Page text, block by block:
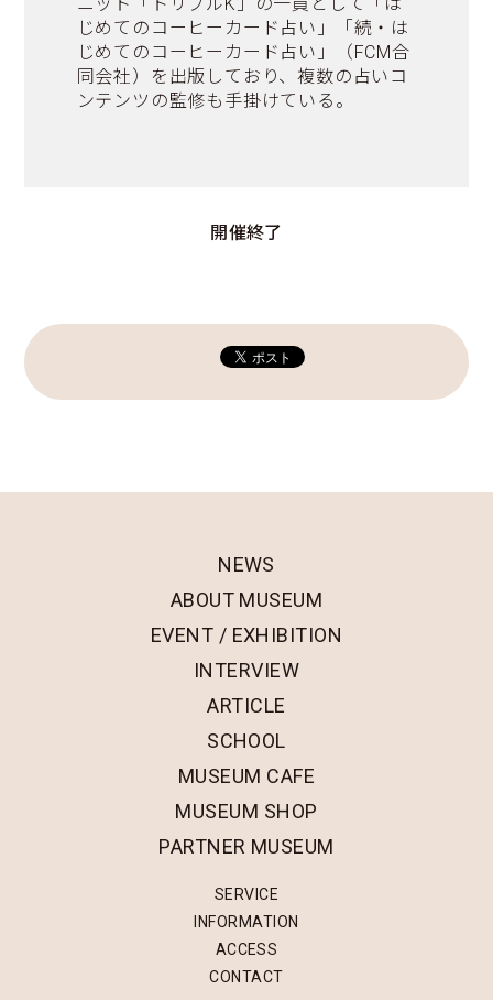
じめてのコーヒーカード占い」「続・は
じめてのコーヒーカード占い」（FCM合
同会社）を出版しており、複数の占いコ
ンテンツの監修も手掛けている。
開催終了
NEWS
ABOUT MUSEUM
EVENT / EXHIBITION
INTERVIEW
ARTICLE
SCHOOL
MUSEUM CAFE
MUSEUM SHOP
PARTNER MUSEUM
SERVICE
INFORMATION
ACCESS
CONTACT